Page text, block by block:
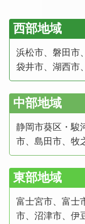
西部地域
浜松市、磐田市
袋井市、湖西市
中部地域
静岡市葵区・駿
市、島田市、牧
東部地域
富士宮市、富士
市、沼津市、伊